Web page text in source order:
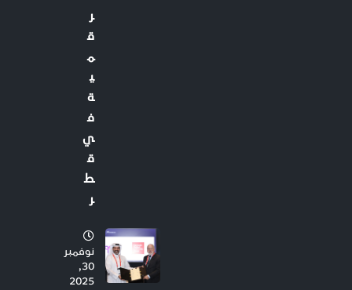
ر
ق
م
ي
ة
ف
ي
ق
ط
ر
نوفمبر
30,
2025